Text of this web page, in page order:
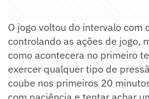
O jogo voltou do intervalo com
controlando as ações de jogo,
como acontecera no primeiro
exercer qualquer tipo de
coube nos primeiros 20